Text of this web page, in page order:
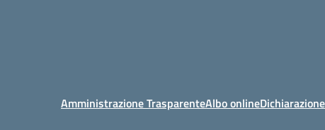
Amministrazione TrasparenteAlbo online